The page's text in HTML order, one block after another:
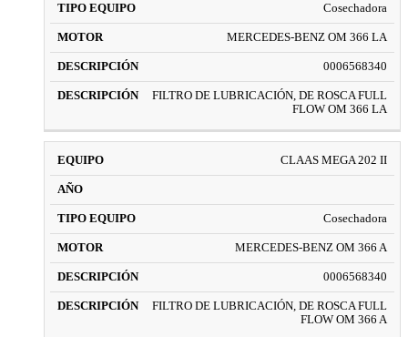
Cosechadora
MERCEDES-BENZ OM 366 LA
0006568340
FILTRO DE LUBRICACIÓN, DE ROSCA FULL
FLOW OM 366 LA
CLAAS MEGA 202 II
Cosechadora
MERCEDES-BENZ OM 366 A
0006568340
FILTRO DE LUBRICACIÓN, DE ROSCA FULL
FLOW OM 366 A